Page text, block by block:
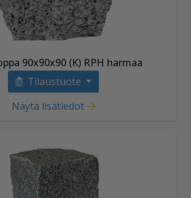
90x90x90 (K) RPH harmaa
Tilaustuote
Näytä lisätiedot